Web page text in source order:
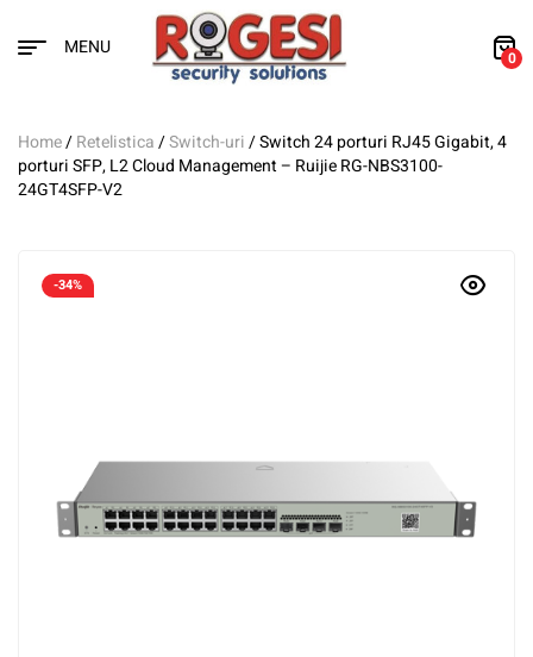
MENU 0
Home/Retelistica/Switch-uri/ Switch 24 porturi RJ45 Gigabit, 4
porturi SFP, L2 Cloud Management – Ruijie RG-NBS3100-
24GT4SFP-V2
-34%